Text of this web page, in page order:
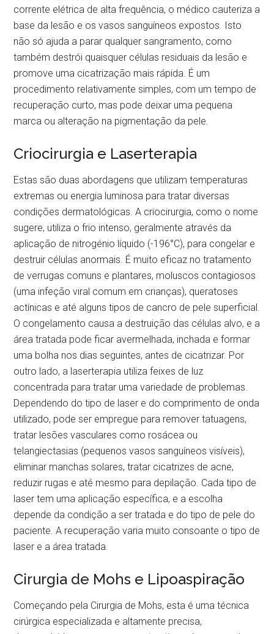
corrente elétrica de alta frequência, o médico cauteriza a
base da lesão e os vasos sanguíneos expostos. Isto
não só ajuda a parar qualquer sangramento, como
também destrói quaisquer células residuais da lesão e
promove uma cicatrização mais rápida. É um
procedimento relativamente simples, com um tempo de
recuperação curto, mas pode deixar uma pequena
marca ou alteração na pigmentação da pele.
Criocirurgia e Laserterapia
Estas são duas abordagens que utilizam temperaturas
extremas ou energia luminosa para tratar diversas
condições dermatológicas. A criocirurgia, como o nome
sugere, utiliza o frio intenso, geralmente através da
aplicação de nitrogénio líquido (-196°C), para congelar e
destruir células anormais. É muito eficaz no tratamento
de verrugas comuns e plantares, moluscos contagiosos
(uma infeção viral comum em crianças), queratoses
actínicas e até alguns tipos de cancro de pele superficial.
O congelamento causa a destruição das células alvo, e a
área tratada pode ficar avermelhada, inchada e formar
uma bolha nos dias seguintes, antes de cicatrizar. Por
outro lado, a laserterapia utiliza feixes de luz
concentrada para tratar uma variedade de problemas.
Dependendo do tipo de laser e do comprimento de onda
utilizado, pode ser empregue para remover tatuagens,
tratar lesões vasculares como rosácea ou
telangiectasias (pequenos vasos sanguíneos visíveis),
eliminar manchas solares, tratar cicatrizes de acne,
reduzir rugas e até mesmo para depilação. Cada tipo de
laser tem uma aplicação específica, e a escolha
depende da condição a ser tratada e do tipo de pele do
paciente. A recuperação varia muito consoante o tipo de
laser e a área tratada.
Cirurgia de Mohs e Lipoaspiração
Começando pela Cirurgia de Mohs, esta é uma técnica
cirúrgica especializada e altamente precisa,